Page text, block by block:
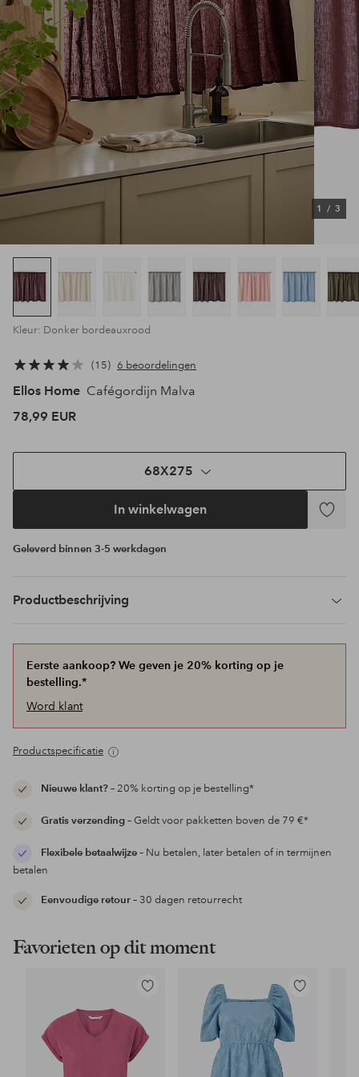
1 / 3
Kleur: Donker bordeauxrood
15 6 beoordelingen
Ellos Home Cafégordijn Malva
78,99 EUR
68X275
In winkelwagen
Geleverd binnen 3-5 werkdagen
Productbeschrijving
Eerste aankoop? We geven je 20% korting op je
bestelling.*
Word klant
Productspecificatie
Nieuwe klant?– 20% korting op je bestelling*
Gratis verzending– Geldt voor pakketten boven de 79 €*
Flexibele betaalwijze– Nu betalen, later betalen of in termijnen
betalen
Eenvoudige retour– 30 dagen retourrecht
Favorieten op dit moment
Toevoegen
favorieten
Toevoegen
aan
favorieten